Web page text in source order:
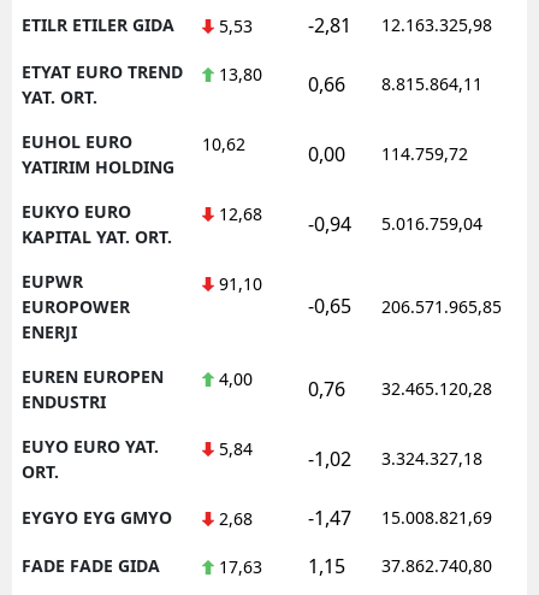
ETILR ETILER GIDA 5,53 -2,81 12.163.325,98
ETYAT EURO TREND
YAT. ORT.
13,80 0,66 8.815.864,11
EUHOL EURO
YATIRIM HOLDING
10,62 0,00 114.759,72
EUKYO EURO
KAPITAL YAT. ORT.
12,68 -0,94 5.016.759,04
EUPWR
EUROPOWER
ENERJI
91,10
-0,65 206.571.965,85
EUREN EUROPEN
ENDUSTRI
4,00 0,76 32.465.120,28
EUYO EURO YAT.
ORT.
5,84 -1,02 3.324.327,18
EYGYO EYG GMYO 2,68 -1,47 15.008.821,69
FADE FADE GIDA 17,63 1,15 37.862.740,80